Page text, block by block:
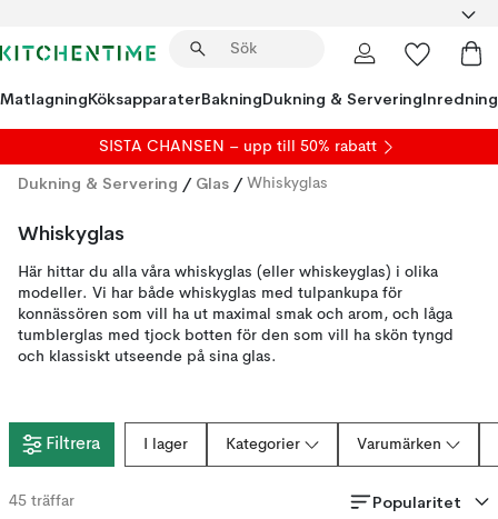
MatlagningKöksapparaterBakningDukning & ServeringInredning
SISTA CHANSEN – upp till 50% rabatt
Dukning & Servering / Glas / Whiskyglas
Whiskyglas
Här hittar du alla våra whiskyglas (eller whiskeyglas) i olika
modeller. Vi har både whiskyglas med tulpankupa för
konnässören som vill ha ut maximal smak och arom, och låga
tumblerglas med tjock botten för den som vill ha skön tyngd
och klassiskt utseende på sina glas.
Filtrera I lager Kategorier Varumärken
45 träffar Popularitet